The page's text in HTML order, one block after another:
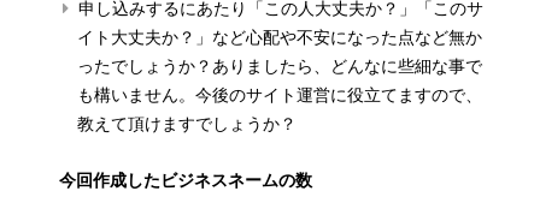
申し込みするにあたり「この人大丈夫か？」「このサ
イト大丈夫か？」など心配や不安になった点など無か
ったでしょうか？ありましたら、どんなに些細な事で
も構いません。今後のサイト運営に役立てますので、
教えて頂けますでしょうか？
今回作成したビジネスネームの数